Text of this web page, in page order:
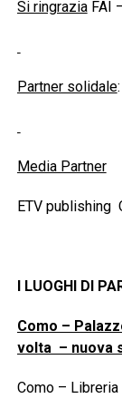
Si ringraziaFAI
Partner solidale
Media Partner
ETV publishing
I LUOGHI DI
Como –
volta – nuova
Como – Libreria